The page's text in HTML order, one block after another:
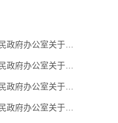
洛政办〔2012〕77号《洛阳市人民政府办公室关于印发洛阳市新型城镇化建设管理考核暂行..》
洛政办〔2012〕80号《洛阳市人民政府办公室关于印发洛阳市产业优化资金管理暂行办法的..》
洛政办〔2012〕83号《洛阳市人民政府办公室关于印发洛阳市集体土地上房屋征收纠纷裁决..》
洛政办〔2012〕86号《洛阳市人民政府办公室关于印发洛阳市城市防汛工程建设及应急保障..》